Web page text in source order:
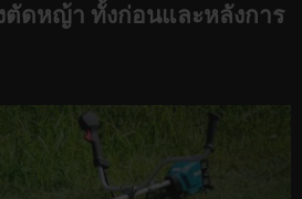
ดหญ้า ทั้งก่อนและหลังการ